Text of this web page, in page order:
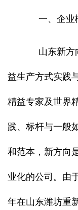
一、企业
山东新方
益生产方式实践
精益专家及世界
践、标杆与一般
和范本，新方向
业化的公司。由
年在山东潍坊重